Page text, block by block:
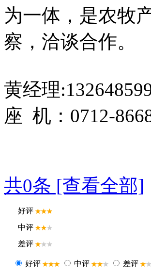
为一体，是农牧
察，洽谈合作。
黄经理
座 机：0712-
共0条 [查看全部]